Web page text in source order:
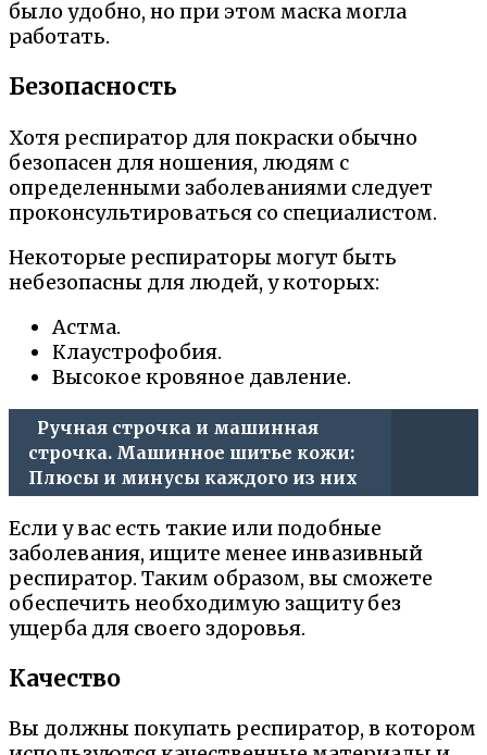
было удобно, но при этом маска могла
работать.
Безопасность
Хотя респиратор для покраски обычно
безопасен для ношения, людям с
определенными заболеваниями следует
проконсультироваться со специалистом.
Некоторые респираторы могут быть
небезопасны для людей, у которых:
Астма.
Клаустрофобия.
Высокое кровяное давление.
Ручная строчка и машинная
строчка. Машинное шитье кожи:
Плюсы и минусы каждого из них
Если у вас есть такие или подобные
заболевания, ищите менее инвазивный
респиратор. Таким образом, вы сможете
обеспечить необходимую защиту без
ущерба для своего здоровья.
Качество
Вы должны покупать респиратор, в котором